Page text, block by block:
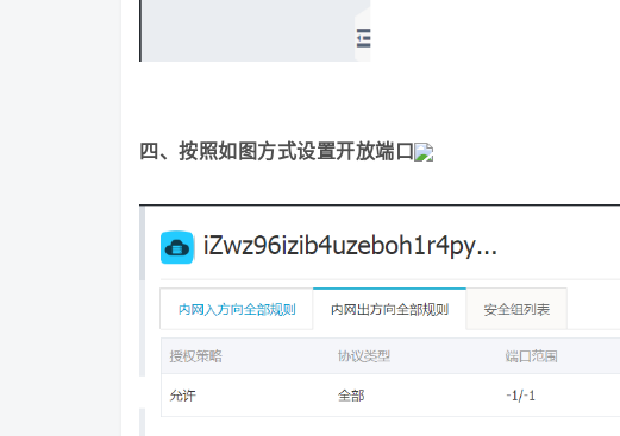
四、按照如图方式设置开放端口